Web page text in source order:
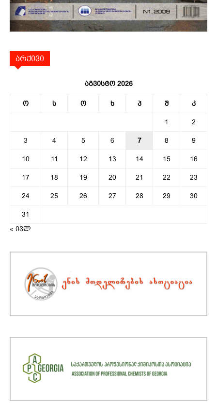
არქივი
აგვისტო 2026
ო ს ო ხ პ შ კ
1 2
3 4 5 6 7 8 9
10 11 12 13 14 15 16
17 18 19 20 21 22 23
24 25 26 27 28 29 30
31
« ივლ